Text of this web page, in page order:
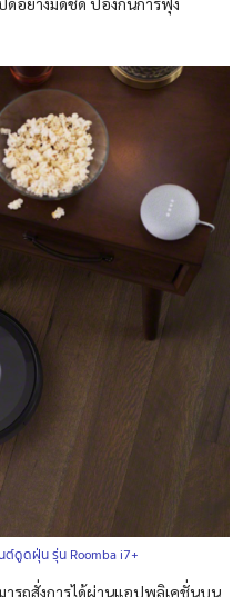
ต์ดูดฝุ่น รุ่น Roomba i7+
รถสั่งการได้ผ่านแอปพลิเคชั่นบน